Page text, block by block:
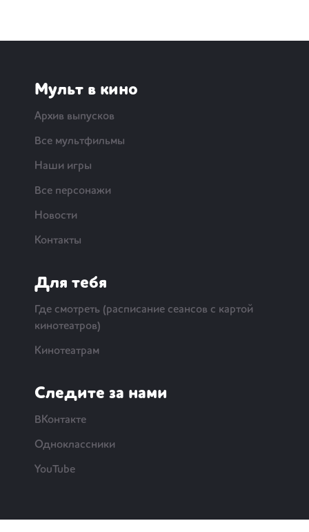
Мульт в кино
Архив выпусков
Все мультфильмы
Наши игры
Все персонажи
Новости
Контакты
Для тебя
Где смотреть (расписание сеансов с картой
кинотеатров)
Кинотеатрам
Следите за нами
ВКонтакте
Одноклассники
YouTube